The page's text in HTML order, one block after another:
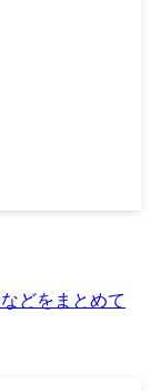
どをまとめて